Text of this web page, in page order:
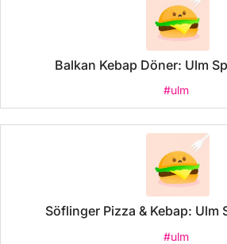
Balkan Kebap Döner: Ulm
#ulm
Söflinger Pizza & Kebap: Ulm
#ulm